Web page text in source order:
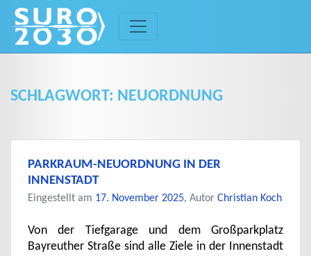
content
SCHLAGWORT: NEUORDNUNG
PARKRAUM-NEUORDNUNG IN DER
INNENSTADT
Eingestellt am 17. November 2025, Autor Christian Koch
Von der Tiefgarage und dem Großparkplatz
Bayreuther Straße sind alle Ziele in der Innenstadt